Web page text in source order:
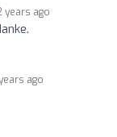
years ago
ago